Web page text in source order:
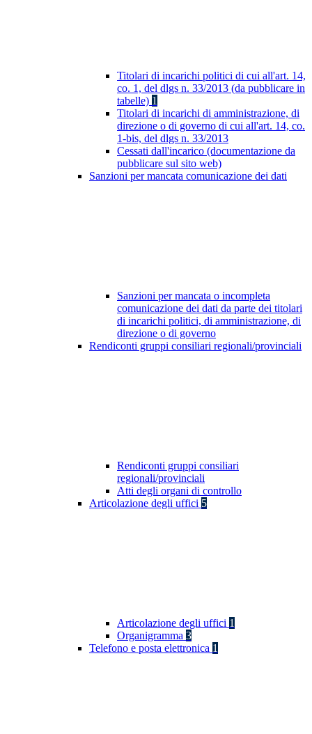
Titolari di incarichi politici di cui all'art. 14,
co. 1, del dlgs n. 33/2013 (da pubblicare in
tabelle) 1
Titolari di incarichi di amministrazione, di
direzione o di governo di cui all'art. 14, co.
1-bis, del dlgs n. 33/2013
Cessati dall'incarico (documentazione da
pubblicare sul sito web)
Sanzioni per mancata comunicazione dei dati
Sanzioni per mancata o incompleta
comunicazione dei dati da parte dei titolari
di incarichi politici, di amministrazione, di
direzione o di governo
Rendiconti gruppi consiliari regionali/provinciali
Rendiconti gruppi consiliari
regionali/provinciali
Atti degli organi di controllo
Articolazione degli uffici 5
Articolazione degli uffici 1
Organigramma 3
Telefono e posta elettronica 1